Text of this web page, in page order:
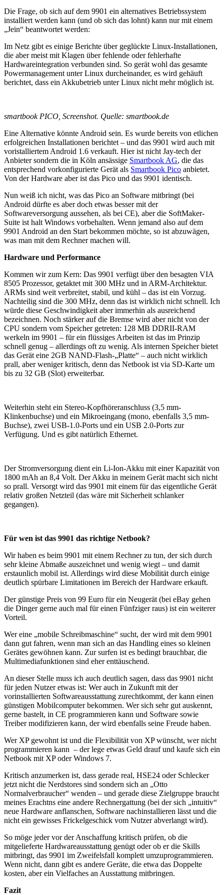
Die Frage, ob sich auf dem 9901 ein alternatives Betriebssystem
installiert werden kann (und ob sich das lohnt) kann nur mit einem
„Jein“ beantwortet werden:
Im Netz gibt es einige Berichte über geglückte Linux-Installationen,
die aber meist mit Klagen über fehlende oder fehlerhafte
Hardwareintegration verbunden sind. So gerät wohl das gesamte
Powermanagement unter Linux durcheinander, es wird gehäuft
berichtet, dass ein Akkubetrieb unter Linux nicht mehr möglich ist.
smartbook PICO, Screenshot. Quelle: smartbook.de
Eine Alternative könnte Android sein. Es wurde bereits von etlichen
erfolgreichen Installationen berichtet – und das 9901 wird auch mit
voristalliertem Android 1.6 verkauft. Hier ist nicht Jay-tech der
Anbieter sondern die in Köln ansässige Smartbook AG, die das
entsprechend vorkonfigurierte Gerät als Smartbook Pico anbietet.
Von der Hardware aber ist das Pico und das 9901 identisch.
Nun weiß ich nicht, was das Pico an Software mitbringt (bei
Android dürfte es aber doch etwas besser mit der
Softwareversorgung aussehen, als bei CE), aber die SoftMaker-
Suite ist halt Windows vorbehalten. Wenn jemand also auf dem
9901 Android an den Start bekommen möchte, so ist abzuwägen,
was man mit dem Rechner machen will.
Hardware und Performance
Kommen wir zum Kern: Das 9901 verfügt über den besagten VIA
8505 Prozessor, getaktet mit 300 MHz und in ARM-Architektur.
ARMs sind weit verbreitet, stabil, und kühl – das ist ein Vorzug.
Nachteilig sind die 300 MHz, denn das ist wirklich nicht schnell. Ich
würde diese Geschwindigkeit aber immerhin als ausreichend
bezeichnen. Noch stärker auf die Bremse wird aber nicht von der
CPU sondern vom Speicher getreten: 128 MB DDRII-RAM
werkeln im 9901 – für ein flüssiges Arbeiten ist das im Prinzip
schnell genug – allerdings oft zu wenig. Als internen Speicher bietet
das Gerät eine 2GB NAND-Flash-„Platte“ – auch nicht wirklich
prall, aber weniger kritisch, denn das Netbook ist via SD-Karte um
bis zu 32 GB (Slot) erweiterbar.
Weiterhin steht ein Stereo-Kopfhöreranschluss (3,5 mm-
Klinkenbuchse) und ein Mikroeingang (mono, ebenfalls 3,5 mm-
Buchse), zwei USB-1.0-Ports und ein USB 2.0-Ports zur
Verfügung. Und es gibt natürlich Ethernet.
Der Stromversorgung dient ein Li-Ion-Akku mit einer Kapazität von
1800 mAh an 8,4 Volt. Der Akku in meinem Gerät macht sich nicht
so prall. Versorgt wird das 9901 mit einem für das eigentliche Gerät
relativ großen Netzteil (das wäre mit Sicherheit schlanker
gegangen).
Für wen ist das 9901 das richtige Netbook?
Wir haben es beim 9901 mit einem Rechner zu tun, der sich durch
sehr kleine Abmaße auszeichnet und wenig wiegt – und damit
erstaunlich mobil ist. Allerdings wird diese Mobilität durch einige
deutlich spürbare Limitationen im Bereich der Hardware erkauft.
Der günstige Preis von 99 Euro für ein Neugerät (bei eBay gehen
die Dinger gerne auch mal für einen Fünfziger raus) ist ein weiterer
Vorteil.
Wer eine „mobile Schreibmaschine“ sucht, der wird mit dem 9901
dann gut fahren, wenn man sich an das Handling eines so kleinen
Gerätes gewöhnen kann. Zur surfen ist es bedingt brauchbar, die
Multimediafunktionen sind eher enttäuschend.
An dieser Stelle muss ich auch deutlich sagen, dass das 9901 nicht
für jeden Nutzer etwas ist: Wer auch in Zukunft mit der
vorinstallierten Softwareausstattung zurechtkommt, der kann einen
günstigen Mobilcomputer bekommen. Wer sich sehr gut auskennt,
gerne bastelt, in CE programmieren kann und Software sowie
Treiber modifizieren kann, der wird ebenfalls seine Freude haben.
Wer XP gewohnt ist und die Flexibilität von XP wünscht, wer nicht
programmieren kann – der lege etwas Geld drauf und kaufe sich ein
Netbook mit XP oder Windows 7.
Kritisch anzumerken ist, dass gerade real, HSE24 oder Schlecker
jetzt nicht die Nerdstores sind sondern sich an „Otto
Normalverbraucher“ wenden – und gerade diese Zielgruppe braucht
meines Erachtns eine andere Rechnergattung (bei der sich „intuitiv“
neue Hardware anflanschen, Software nachinstallieren lässt und die
nicht ein gewisses Frickelgeschick vom Nutzer abverlangt wird).
So möge jeder vor der Anschaffung kritisch prüfen, ob die
mitgelieferte Hardwareausstattung genügt oder ob er die Skills
mitbringt, das 9901 im Zweifelsfall komplett umzuprogrammieren.
Wenn nicht, dann gibt es andere Geräte, die etwa das Doppelte
kosten, aber ein Vielfaches an Ausstattung mitbringen.
Fazit